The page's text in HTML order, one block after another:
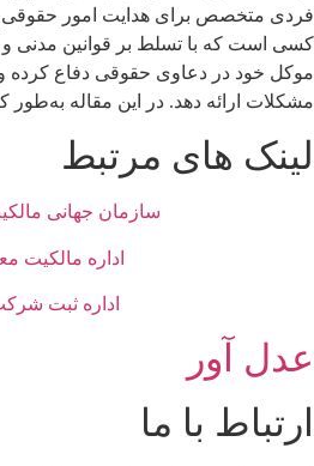
فردی متخصص برای هدایت امور
کسی است که با تسلط بر قوانین مدنی و
موکل خود در دعاوی حقوقی دفاع کرده
مشکلات ارائه دهد. در این مقاله
لینک های مرتبط
سازمان جهانی
اداره مالکیت
اداره ثبت
عدل آور
ارتباط با ما